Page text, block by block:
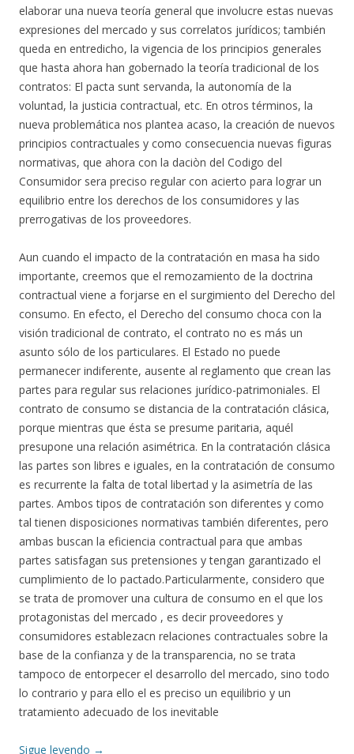
elaborar una nueva teoría general que involucre estas nuevas
expresiones del mercado y sus correlatos jurídicos; también
queda en entredicho, la vigencia de los principios generales
que hasta ahora han gobernado la teoría tradicional de los
contratos: El pacta sunt servanda, la autonomía de la
voluntad, la justicia contractual, etc. En otros términos, la
nueva problemática nos plantea acaso, la creación de nuevos
principios contractuales y como consecuencia nuevas figuras
normativas, que ahora con la daciòn del Codigo del
Consumidor sera preciso regular con acierto para lograr un
equilibrio entre los derechos de los consumidores y las
prerrogativas de los proveedores.
Aun cuando el impacto de la contratación en masa ha sido
importante, creemos que el remozamiento de la doctrina
contractual viene a forjarse en el surgimiento del Derecho del
consumo. En efecto, el Derecho del consumo choca con la
visión tradicional de contrato, el contrato no es más un
asunto sólo de los particulares. El Estado no puede
permanecer indiferente, ausente al reglamento que crean las
partes para regular sus relaciones jurídico-patrimoniales. El
contrato de consumo se distancia de la contratación clásica,
porque mientras que ésta se presume paritaria, aquél
presupone una relación asimétrica. En la contratación clásica
las partes son libres e iguales, en la contratación de consumo
es recurrente la falta de total libertad y la asimetría de las
partes. Ambos tipos de contratación son diferentes y como
tal tienen disposiciones normativas también diferentes, pero
ambas buscan la eficiencia contractual para que ambas
partes satisfagan sus pretensiones y tengan garantizado el
cumplimiento de lo pactado.Particularmente, considero que
se trata de promover una cultura de consumo en el que los
protagonistas del mercado , es decir proveedores y
consumidores establezacn relaciones contractuales sobre la
base de la confianza y de la transparencia, no se trata
tampoco de entorpecer el desarrollo del mercado, sino todo
lo contrario y para ello el es preciso un equilibrio y un
tratamiento adecuado de los inevitable
Sigue leyendo →